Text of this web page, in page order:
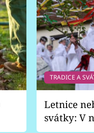
TRADICE A
Letnice
svátky: V